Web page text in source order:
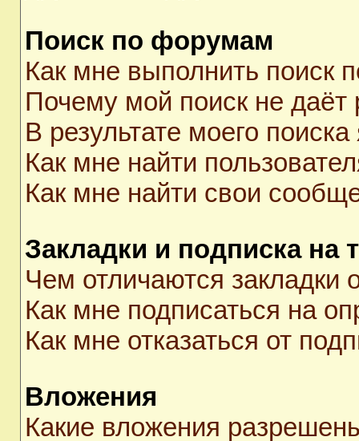
Поиск по форумам
Как мне выполнить
Почему мой поиск не даёт
В результате моего
Как мне найти
Как мне найти свои
Закладки и подписка на
Чем отличаются закладки
Как мне подписаться на
Как мне отказаться от
Вложения
Какие вложения